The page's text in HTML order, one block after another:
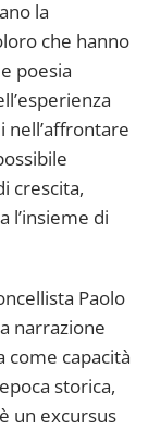
la
che hanno
poesia
nell’affrontare
crescita,
l’insieme di
Paolo
narrazione
come capacità
storica,
un excursus